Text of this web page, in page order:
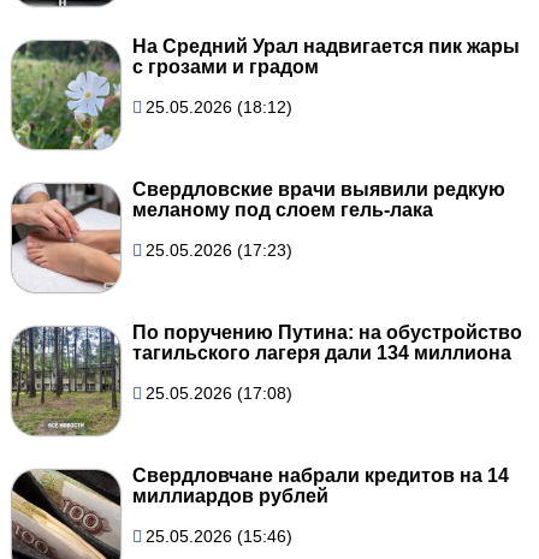
На Средний Урал надвигается пик жары
с грозами и градом
25.05.2026 (18:12)
Свердловские врачи выявили редкую
меланому под слоем гель-лака
25.05.2026 (17:23)
По поручению Путина: на обустройство
тагильского лагеря дали 134 миллиона
25.05.2026 (17:08)
Свердловчане набрали кредитов на 14
миллиардов рублей
25.05.2026 (15:46)